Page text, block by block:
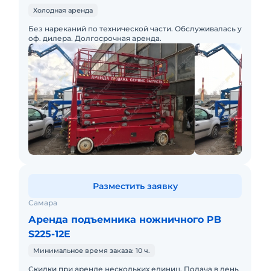
Холодная аренда
Без нареканий по технической части. Обслуживалась у
оф. дилера. Долгосрочная аренда.
Самара
Аренда подъемника ножничного PB
S225-12E
Минимальное время заказа: 10 ч.
Скидки при аренде нескольких единиц. Подача в день
Разместить заявку